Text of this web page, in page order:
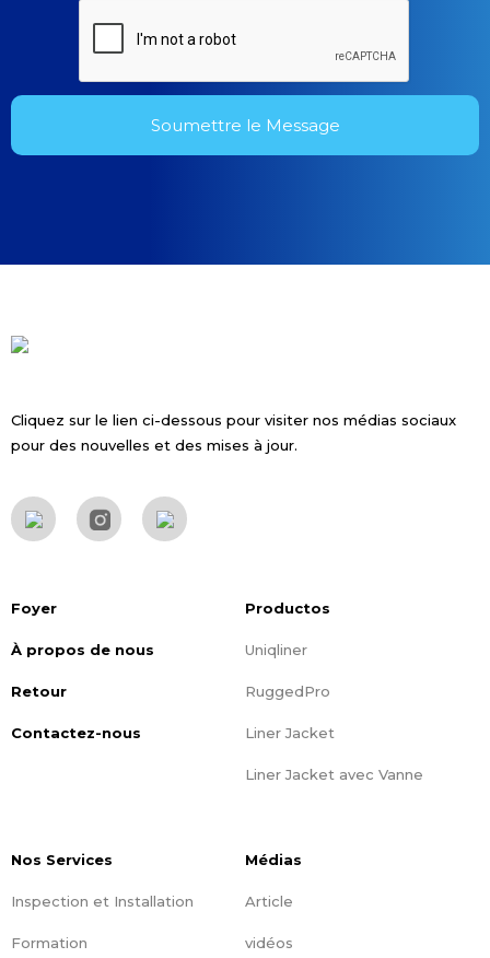
Cliquez sur le lien ci-dessous pour visiter nos médias sociaux
pour des nouvelles et des mises à jour.
Foyer
À propos de nous
Retour
Contactez-nous
Productos
Uniqliner
RuggedPro
Liner Jacket
Liner Jacket avec Vanne
Nos Services
Inspection et Installation
Formation
Médias
Article
vidéos